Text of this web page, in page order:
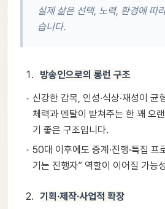
실제 삶은 선택, 노력, 환경에 따
습니다.
방송인으로의 롱런 구조
신강한 갑목, 인성·식상·재성이 균
체력과 멘탈이 받쳐주는 한 꽤 오
기 좋은 구조입니다.
50대 이후에도 중계·진행·특집 프
기는 진행자” 역할이 이어질 가능
기획·제작·사업적 확장